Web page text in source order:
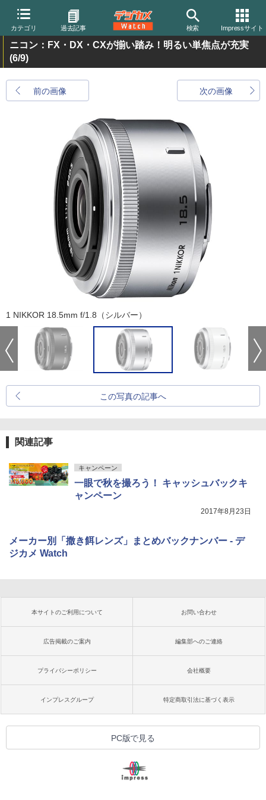
カテゴリ 過去記事 検索 Impressサイト
ニコン：FX・DX・CXが揃い踏み！明るい単焦点が充実
(6/9)
前の画像 次の画像
1 NIKKOR 18.5mm f/1.8（シルバー）
この写真の記事へ
関連記事
キャンペーン
一眼で秋を撮ろう！ キャッシュバックキ
ャンペーン
2017年8月23日
メーカー別「撒き餌レンズ」まとめバックナンバー - デ
ジカメ Watch
本サイトのご利用について お問い合わせ
広告掲載のご案内 編集部へのご連絡
プライバシーポリシー 会社概要
インプレスグループ 特定商取引法に基づく表示
PC版で見る